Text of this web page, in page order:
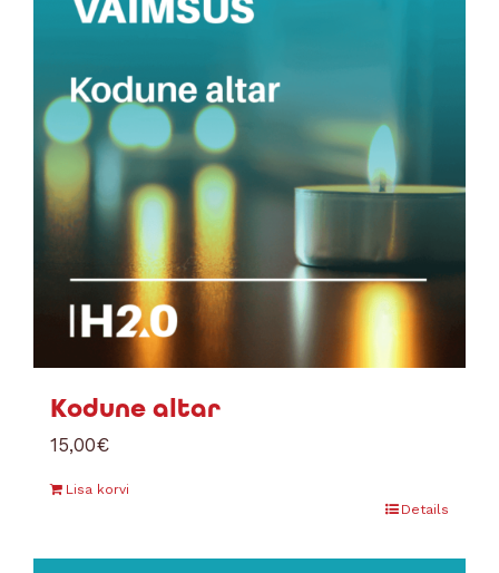
Kodune altar
15,00€
Lisa korvi
Details